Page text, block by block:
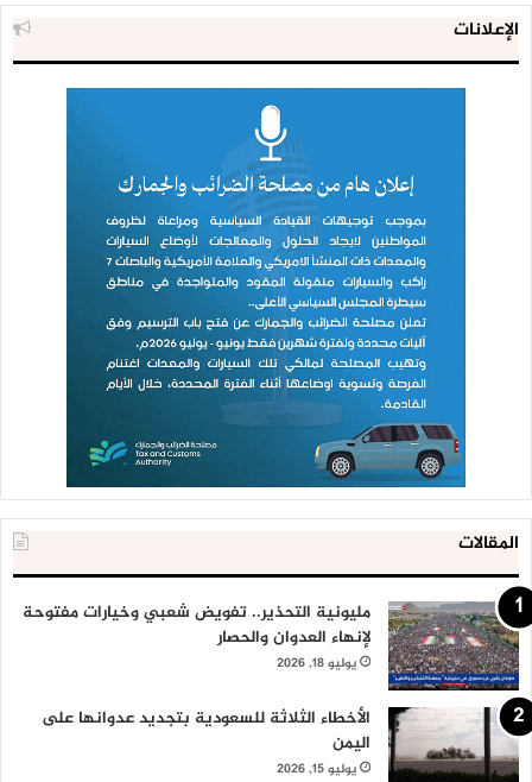
الإعلانات
المقالات
مليونية التحذير.. تفويض شعبي وخيارات مفتوحة
لإنهاء العدوان والحصار
يوليو 18, 2026
الأخطاء الثلاثة للسعودية بتجديد عدوانها على
اليمن
يوليو 15, 2026